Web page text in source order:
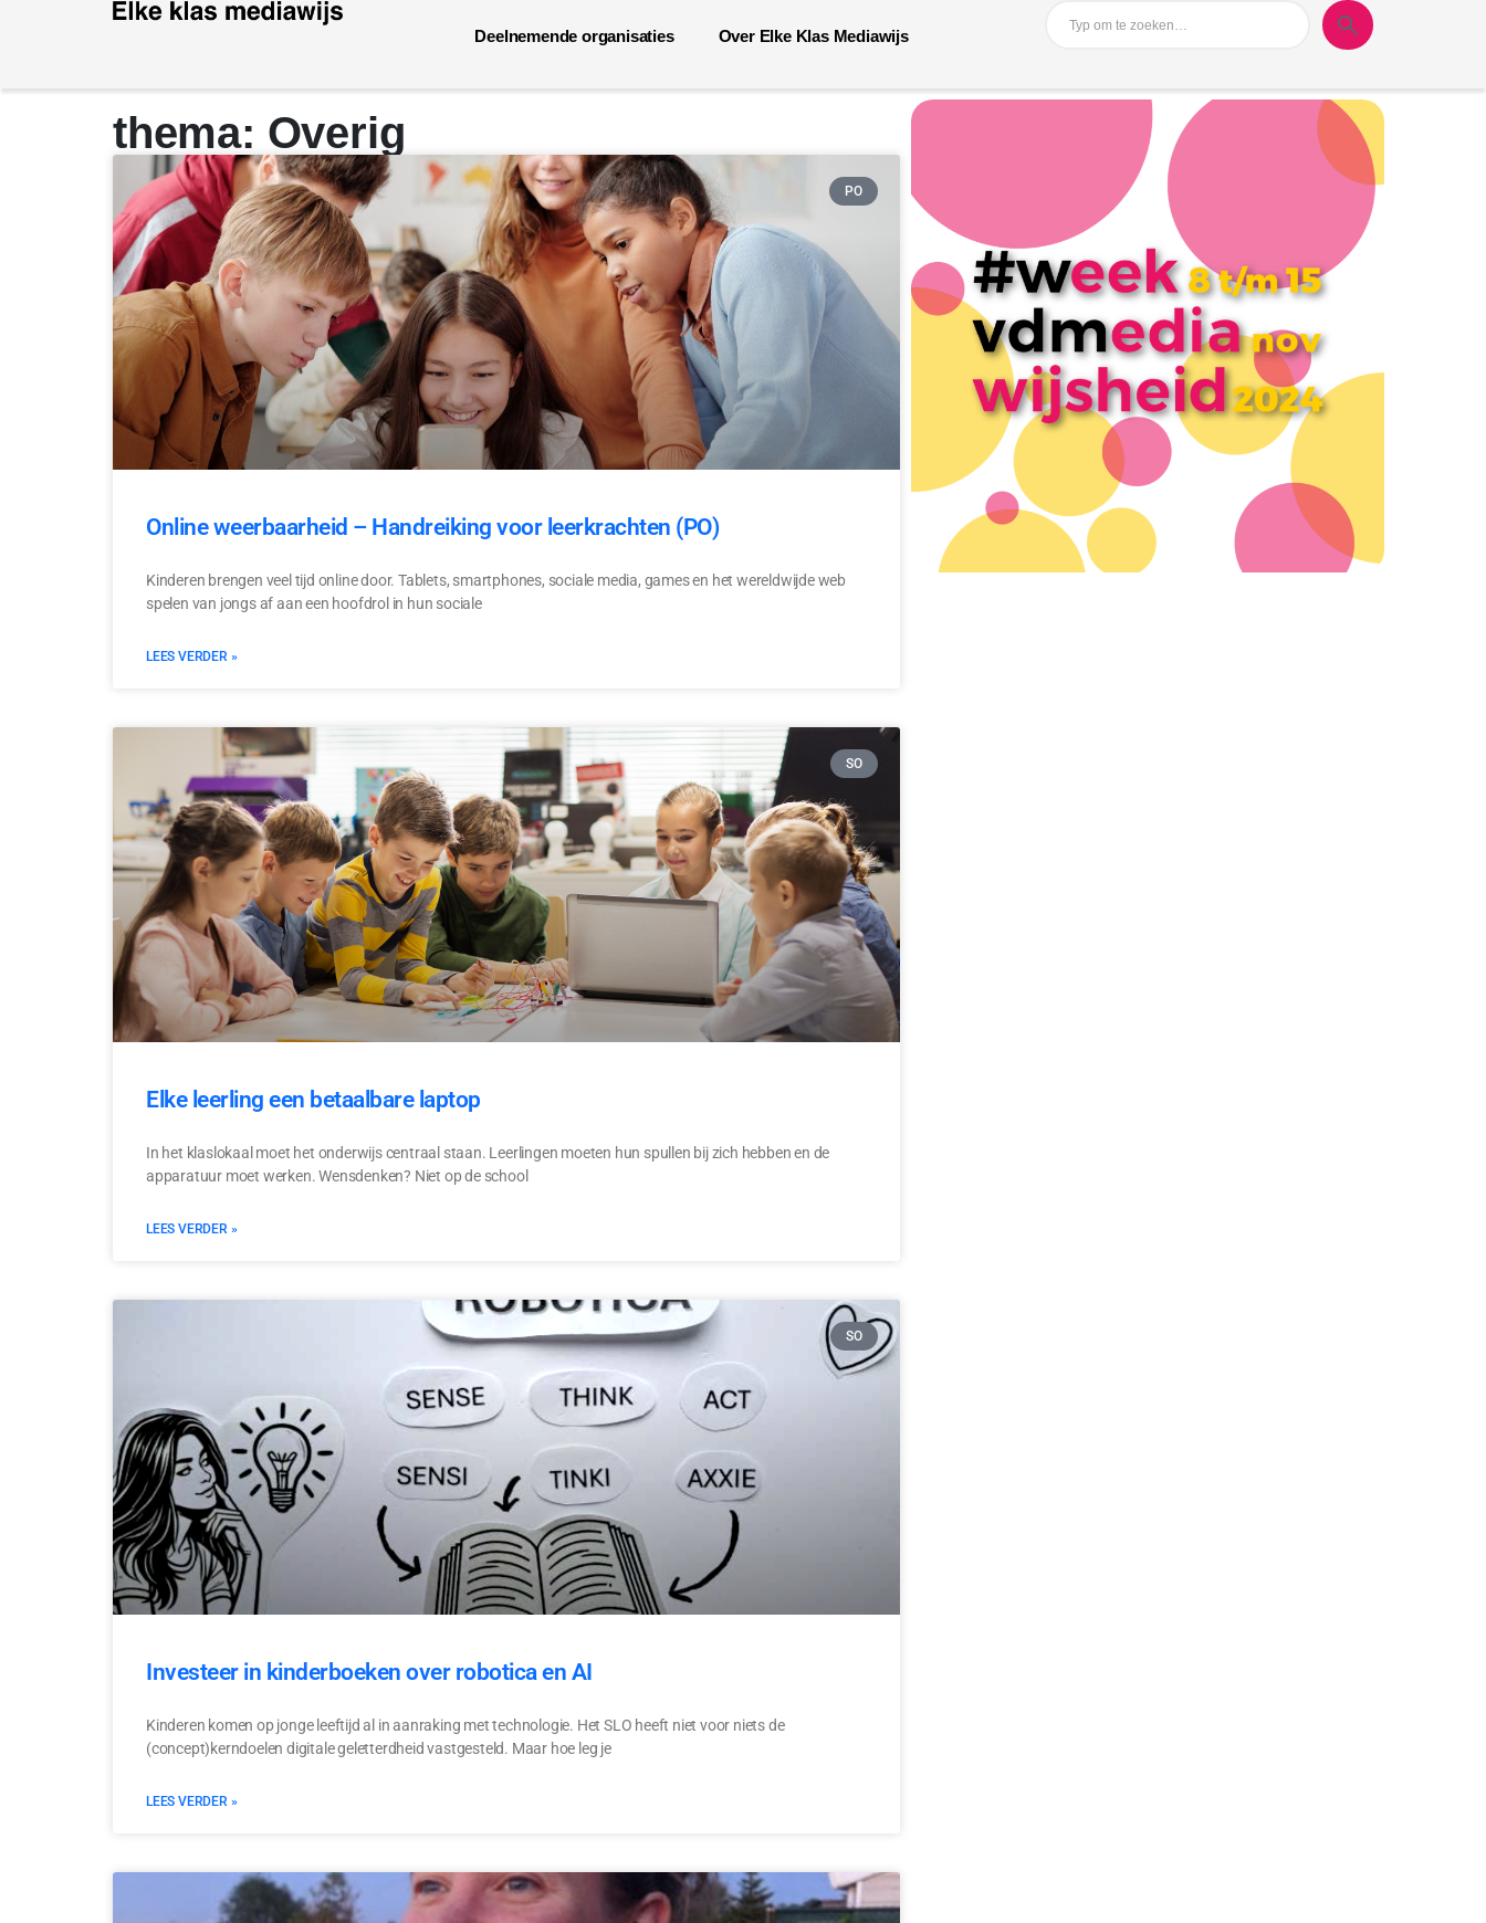
Deelnemende organisaties Over Elke Klas Mediawijs
thema: Overig
PO
Online weerbaarheid – Handreiking voor leerkrachten (PO)
Kinderen brengen veel tijd online door. Tablets, smartphones, sociale media, games en het wereldwijde web
spelen van jongs af aan een hoofdrol in hun sociale
LEES VERDER »
SO
Elke leerling een betaalbare laptop
In het klaslokaal moet het onderwijs centraal staan. Leerlingen moeten hun spullen bij zich hebben en de
apparatuur moet werken. Wensdenken? Niet op de school
LEES VERDER »
SO
Investeer in kinderboeken over robotica en AI
Kinderen komen op jonge leeftijd al in aanraking met technologie. Het SLO heeft niet voor niets de
(concept)kerndoelen digitale geletterdheid vastgesteld. Maar hoe leg je
LEES VERDER »